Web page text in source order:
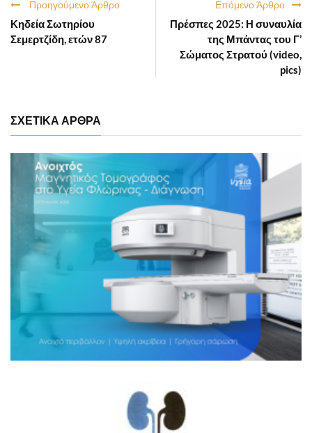
Επόμενο Άρθρο
Πρέσπες 2025: Η συναυλία
της Μπάντας του Γ’
Σώματος Στρατού (video,
pics)
Προηγούμενο Άρθρο
Κηδεία Σωτηρίου
Σεμερτζίδη, ετών 87
ΣΧΕΤΙΚΑ ΑΡΘΡΑ